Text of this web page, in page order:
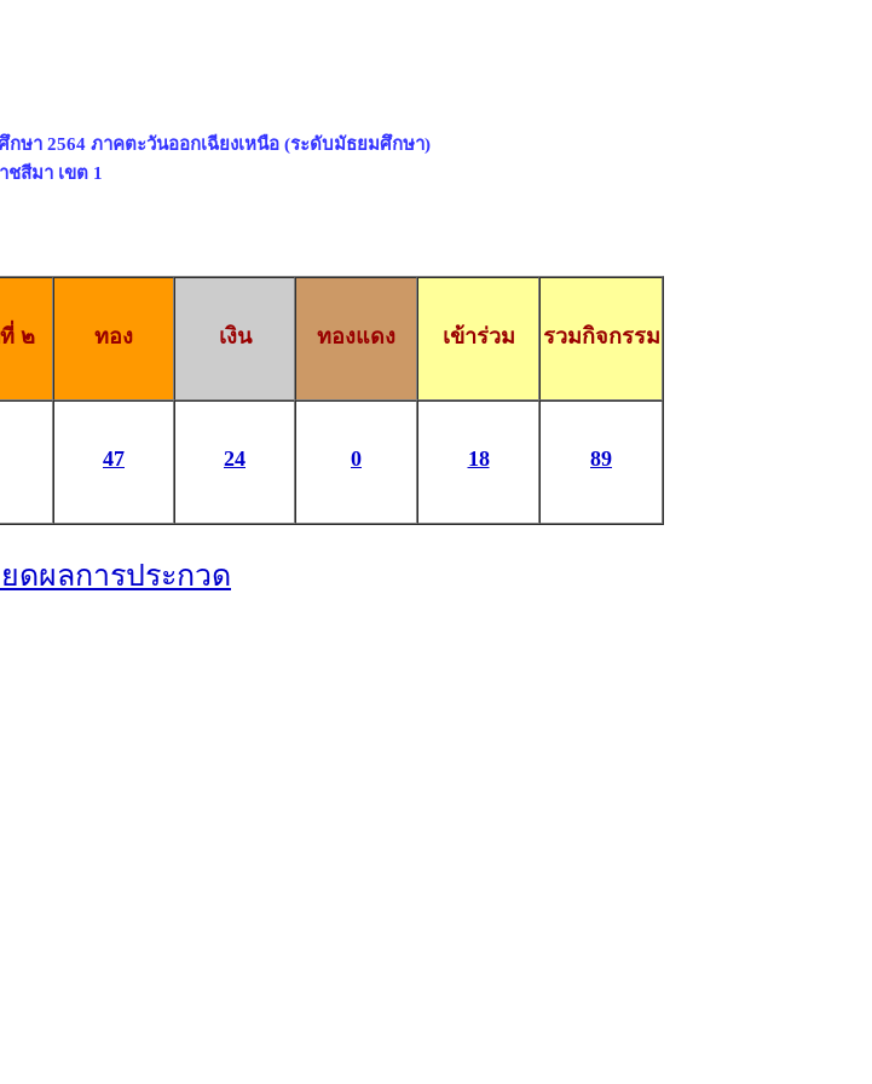
กษา 2564 ภาคตะวันออกเฉียงเหนือ (ระดับมัธยมศึกษา)
สีมา เขต 1
๒ ทอง เงิน ทองแดง เข้าร่วม รวมกิจกรรม
47 24 0 18 89
ดผลการประกวด